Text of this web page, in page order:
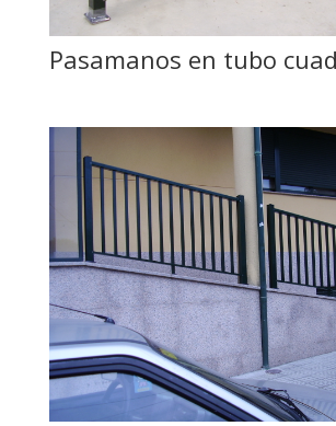
Pasamanos en tubo